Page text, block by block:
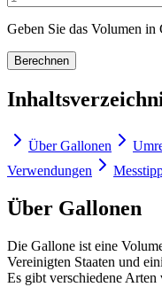
Geben Sie das Volumen in
Berechnen
Über Gallonen
Verwendungen
Über Gallonen
Die Gallone ist eine
Vereinigten Staaten und
Es gibt verschiedene Arten